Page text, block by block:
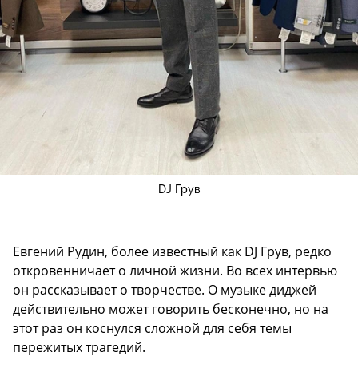
DJ Грув
Евгений Рудин, более известный как DJ Грув, редко
откровенничает о личной жизни. Во всех интервью
он рассказывает о творчестве. О музыке диджей
действительно может говорить бесконечно, но на
этот раз он коснулся сложной для себя темы
пережитых трагедий.